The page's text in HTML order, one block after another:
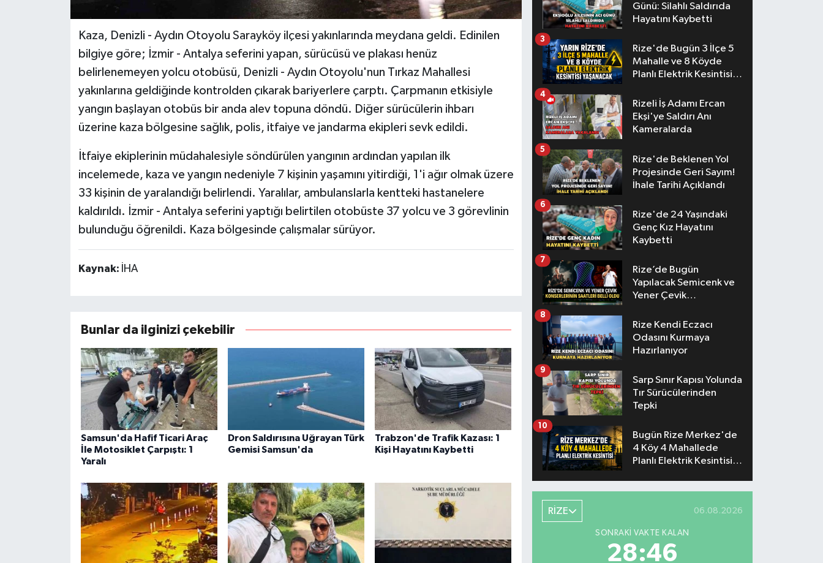
Kaza, Denizli - Aydın Otoyolu Sarayköy ilçesi yakınlarında meydana geldi. Edinilen
bilgiye göre; İzmir - Antalya seferini yapan, sürücüsü ve plakası henüz
belirlenemeyen yolcu otobüsü, Denizli - Aydın Otoyolu'nun Tırkaz Mahallesi
yakınlarına geldiğinde kontrolden çıkarak bariyerlere çarptı. Çarpmanın etkisiyle
yangın başlayan otobüs bir anda alev topuna döndü. Diğer sürücülerin ihbarı
üzerine kaza bölgesine sağlık, polis, itfaiye ve jandarma ekipleri sevk edildi.
İtfaiye ekiplerinin müdahalesiyle söndürülen yangının ardından yapılan ilk
incelemede, kaza ve yangın nedeniyle 7 kişinin yaşamını yitirdiği, 1'i ağır olmak üzere
33 kişinin de yaralandığı belirlendi. Yaralılar, ambulanslarla kentteki hastanelere
kaldırıldı. İzmir - Antalya seferini yaptığı belirtilen otobüste 37 yolcu ve 3 görevlinin
bulunduğu öğrenildi. Kaza bölgesinde çalışmalar sürüyor.
Kaynak: İHA
Bunlar da ilginizi çekebilir
Samsun'da Hafif Ticari Araç
İle Motosiklet Çarpıştı: 1
Yaralı
Dron Saldırısına Uğrayan Türk
Gemisi Samsun'da
Trabzon'de Trafik Kazası: 1
Kişi Hayatını Kaybetti
Günü: Silahlı Saldırıda
Hayatını Kaybetti
Rize'de Bugün 3 İlçe 5
Mahalle ve 8 Köyde
Planlı Elektrik Kesintisi
3
Rizeli İş Adamı Ercan
Ekşi'ye Saldırı Anı
Kameralarda
4
Rize'de Beklenen Yol
Projesinde Geri Sayım!
İhale Tarihi Açıklandı
5
Rize'de 24 Yaşındaki
Genç Kız Hayatını
Kaybetti
6
Rize’de Bugün
Yapılacak Semicenk ve
Yener Çevik
Belli Oldu
7
Rize Kendi Eczacı
Odasını Kurmaya
Hazırlanıyor
8
Sarp Sınır Kapısı Yolunda
Tır Sürücülerinden
Tepki
9
Bugün Rize Merkez'de
4 Köy 4 Mahallede
Planlı Elektrik Kesintisi
10
RİZE 06.08.2026
SONRAKI VAKTE KALAN
28:46